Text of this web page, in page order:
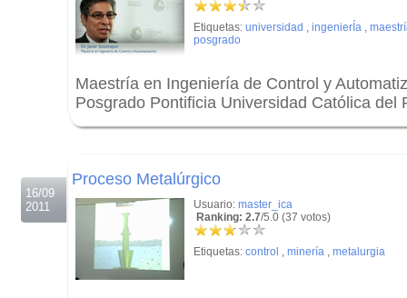
Etiquetas: universidad , ingenierÍa ,
posgrado
Maestría en Ingeniería de Control y
Posgrado Pontificia Universidad Católica del
16/09
2011
Proceso Metalúrgico
Usuario: master_ica
Ranking: 2.7/5.0 (37 votos)
Etiquetas: control , minería , metalurgia